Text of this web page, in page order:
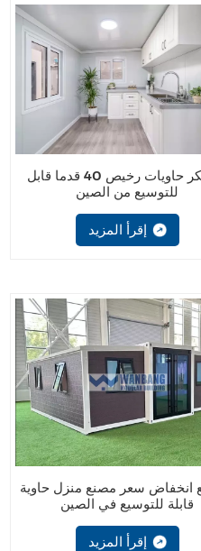
معسكر حاويات رخيص 40 قدما قابل
للتوسيع من الصين
إقرأ المزيد
انخفاض سعر مصنع منزل حاوية
قابلة للتوسيع في الصين
إقرأ المزيد